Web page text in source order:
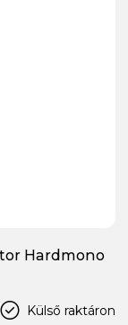
Hardmono
Külső raktáron